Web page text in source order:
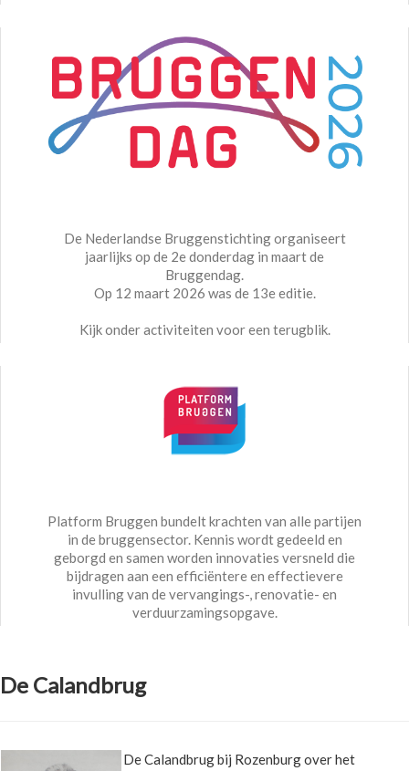
De Nederlandse Bruggenstichting organiseert
jaarlijks op de 2e donderdag in maart de
Bruggendag.
Op 12 maart 2026 was de 13e editie.
Kijk onder activiteiten voor een terugblik.
Platform Bruggen bundelt krachten van alle partijen
in de bruggensector. Kennis wordt gedeeld en
geborgd en samen worden innovaties versneld die
bijdragen aan een efficiëntere en effectievere
invulling van de vervangings-, renovatie- en
verduurzamingsopgave.
De Calandbrug
De Calandbrug bij Rozenburg over het